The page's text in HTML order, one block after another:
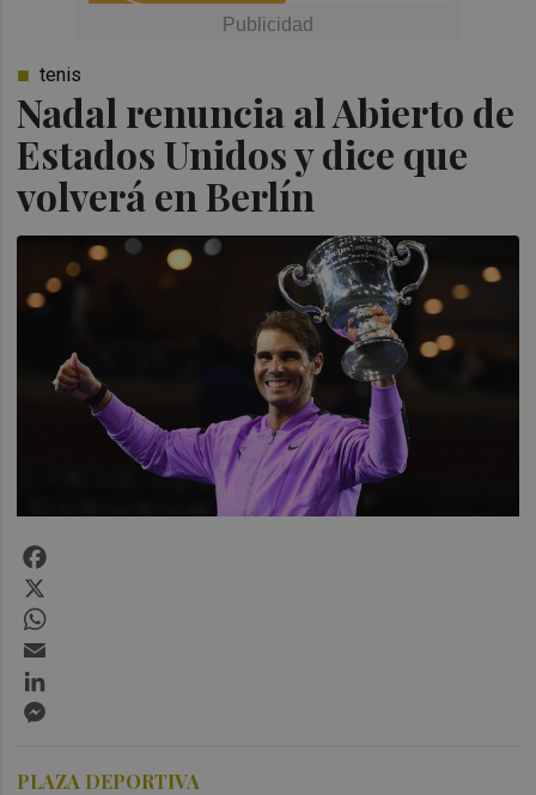
Nadal renuncia al Abierto de
Estados Unidos y dice que
volverá en Berlín
tenis
PLAZA DEPORTIVA